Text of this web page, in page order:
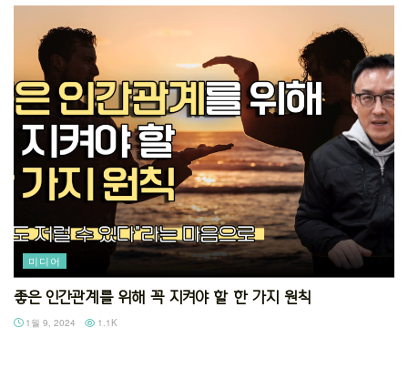
미디어
좋은 인간관계를 위해 꼭 지켜야 할 한 가지 원칙
1월 9, 2024 1.1K